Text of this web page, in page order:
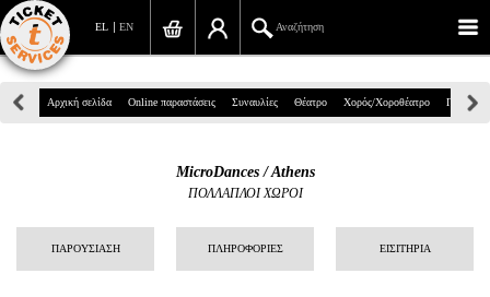
EN
EL Αναζήτηση
Πανεπιστημίου 39, Αθήνα
info@ticketservices.gr
Αναζήτηση
Σύνδεση/Εγγραφή
Αρχική σελίδα Online παραστάσεις Συναυλίες Θέατρο Χορός/Χοροθέατρο Παιδικά
MicroDances / Athens
ΠΟΛΛΑΠΛΟΙ ΧΩΡΟΙ
ΠΑΡΟΥΣΙΑΣΗ ΠΛΗΡΟΦΟΡΙΕΣ ΕΙΣΙΤΗΡΙΑ